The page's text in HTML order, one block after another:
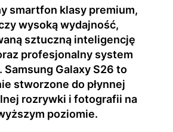
smartfon klasy premium,
wysoką wydajność,
sztuczną inteligencję
profesjonalny system
Samsung Galaxy S26 to
stworzone do płynnej
rozrywki i fotografii na
poziomie.